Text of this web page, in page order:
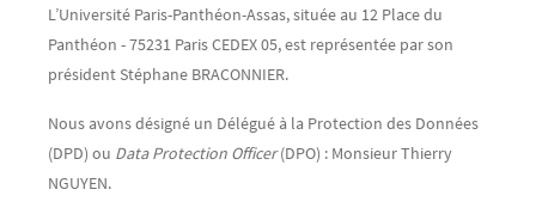
L’Université Paris-Panthéon-Assas, située au 12 Place du
Panthéon - 75231 Paris CEDEX 05, est représentée par son
président Stéphane BRACONNIER.
Nous avons désigné un Délégué à la Protection des Données
(DPD) ou Data Protection Officer(DPO) : Monsieur Thierry
NGUYEN.